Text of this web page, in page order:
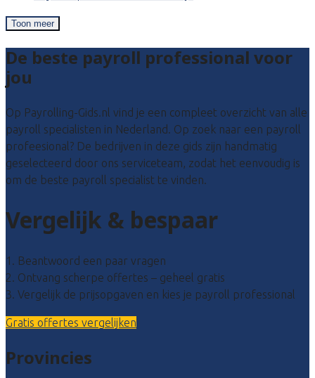
Toon meer
De beste payroll professional voor
jou
Op Payrolling-Gids.nl vind je een compleet overzicht van alle
payroll specialisten in Nederland. Op zoek naar een payroll
profeesional? De bedrijven in deze gids zijn handmatig
geselecteerd door ons serviceteam, zodat het eenvoudig is
om de beste payroll specialist te vinden.
Vergelijk & bespaar
1. Beantwoord een paar vragen
2. Ontvang scherpe offertes – geheel gratis
3. Vergelijk de prijsopgaven en kies je payroll professional
Gratis offertes vergelijken
Provincies